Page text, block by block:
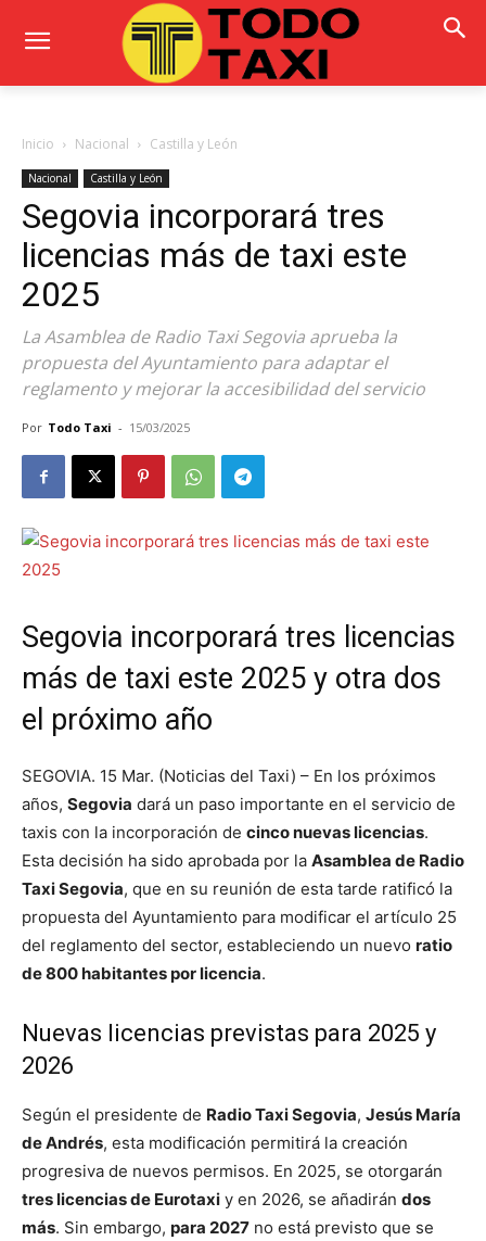
Inicio Nacional Castilla y León
Nacional Castilla y León
Segovia incorporará tres
licencias más de taxi este
2025
La Asamblea de Radio Taxi Segovia aprueba la
propuesta del Ayuntamiento para adaptar el
reglamento y mejorar la accesibilidad del servicio
Por Todo Taxi - 15/03/2025
Segovia incorporará tres licencias
más de taxi este 2025 y otra dos
el próximo año
SEGOVIA. 15 Mar. (Noticias del Taxi) – En los próximos
años, Segovia dará un paso importante en el servicio de
taxis con la incorporación de cinco nuevas licencias.
Esta decisión ha sido aprobada por la Asamblea de Radio
Taxi Segovia, que en su reunión de esta tarde ratificó la
propuesta del Ayuntamiento para modificar el artículo 25
del reglamento del sector, estableciendo un nuevo ratio
de 800 habitantes por licencia.
Nuevas licencias previstas para 2025 y
2026
Según el presidente de Radio Taxi Segovia, Jesús María
de Andrés, esta modificación permitirá la creación
progresiva de nuevos permisos. En 2025, se otorgarán
tres licencias de Eurotaxi y en 2026, se añadirán dos
más. Sin embargo, para 2027 no está previsto que se